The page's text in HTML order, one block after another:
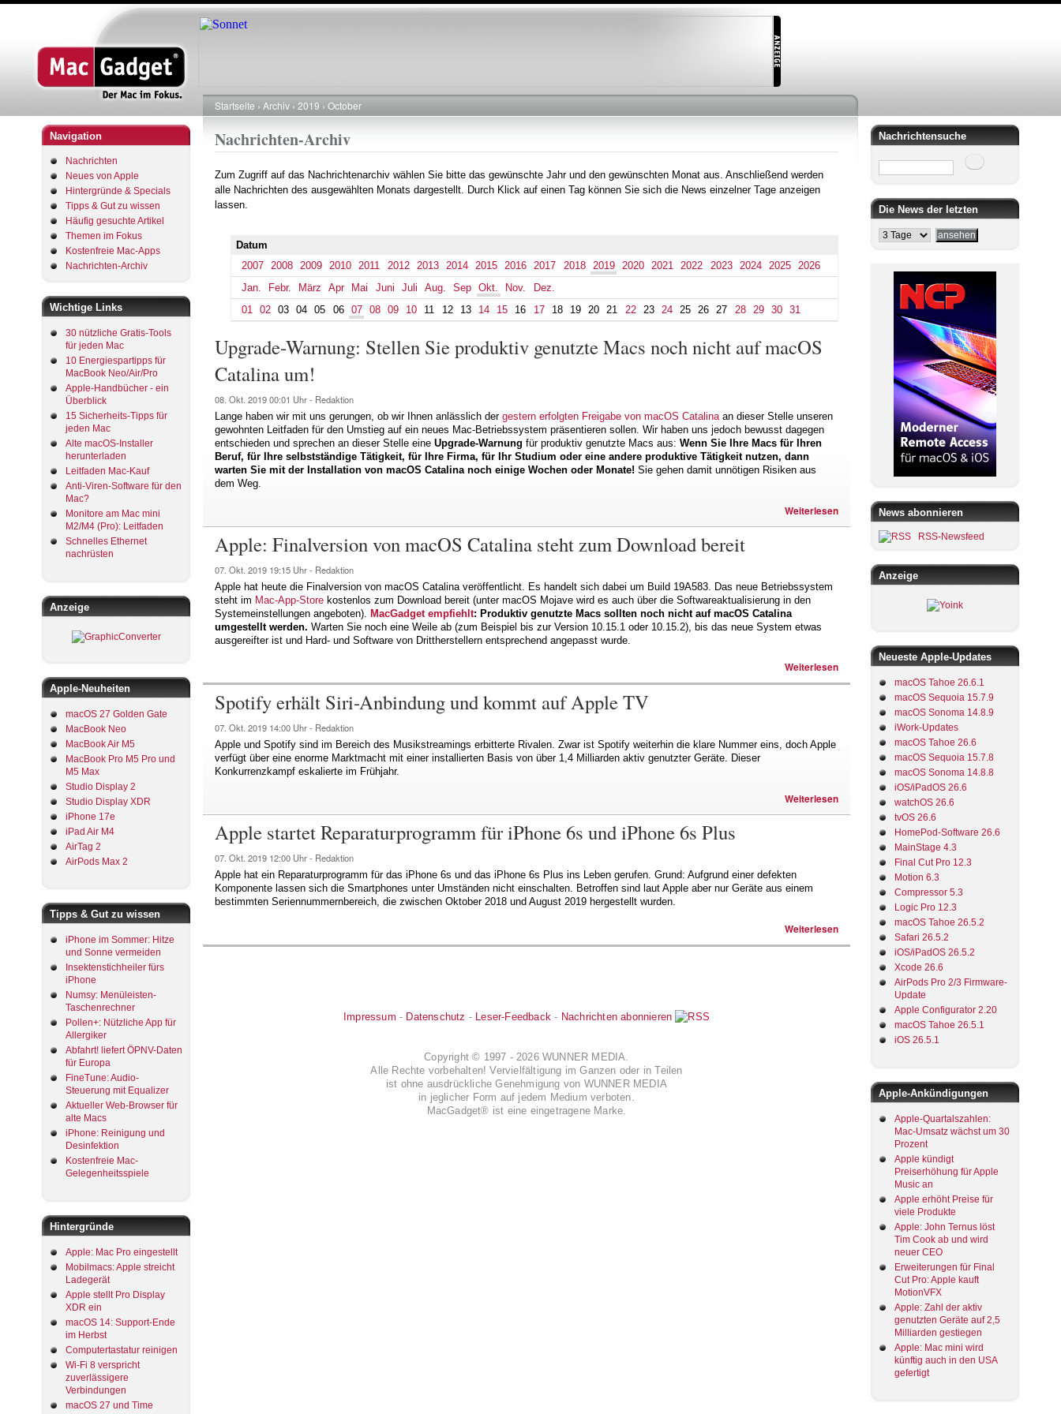
Direkt
Navigation
Nachrichten
Neues von Apple
Hintergründe & Specials
Tipps & Gut zu wissen
Häufig gesuchte Artikel
Themen im Fokus
Kostenfreie Mac-Apps
Nachrichten-Archiv
Wichtige Links
30 nützliche Gratis-Tools
für jeden Mac
10 Energiespartipps für
MacBook Neo/Air/Pro
Apple-Handbücher - ein
Überblick
15 Sicherheits-Tipps für
jeden Mac
Alte macOS-Installer
herunterladen
Leitfaden Mac-Kauf
Anti-Viren-Software für den
Mac?
Monitore am Mac mini
M2/M4 (Pro): Leitfaden
Schnelles Ethernet
nachrüsten
Anzeige
Apple-Neuheiten
macOS 27 Golden Gate
MacBook Neo
MacBook Air M5
MacBook Pro M5 Pro und
M5 Max
Studio Display 2
Studio Display XDR
iPhone 17e
iPad Air M4
AirTag 2
AirPods Max 2
Tipps & Gut zu wissen
iPhone im Sommer: Hitze
und Sonne vermeiden
Insektenstichheiler fürs
iPhone
Numsy: Menüleisten-
Taschenrechner
Pollen+: Nützliche App für
Allergiker
Abfahrt! liefert ÖPNV-Daten
für Europa
FineTune: Audio-
Steuerung mit Equalizer
Aktueller Web-Browser für
alte Macs
iPhone: Reinigung und
Desinfektion
Kostenfreie Mac-
Gelegenheitsspiele
Hintergründe
Apple: Mac Pro eingestellt
Mobilmacs: Apple streicht
Ladegerät
Apple stellt Pro Display
XDR ein
macOS 14: Support-Ende
im Herbst
Computertastatur reinigen
Wi-Fi 8 verspricht
zuverlässigere
Verbindungen
macOS 27 und Time
Pfadnavigation
Startseite Archiv 2019 October
Nachrichten-Archiv
Zum Zugriff auf das Nachrichtenarchiv wählen Sie bitte das gewünschte Jahr und den gewünschten Monat aus. Anschließend werden
alle Nachrichten des ausgewählten Monats dargestellt. Durch Klick auf einen Tag können Sie sich die News einzelner Tage anzeigen
lassen.
Datum
2007
2008 2009 2010 2011 2012 2013 2014 2015 2016 2017 2018 2019 2020 2021 2022 2023 2024 2025
2026
Jan.
Febr. März Apr Mai Juni Juli Aug. Sep Okt. Nov.
Dez.
01
02 03 04 05 06 07 08 09 10 11 12 13 14 15 16 17 18 19 20 21 22 23 24 25 26 27 28 29 30 31
Upgrade-Warnung: Stellen Sie produktiv genutzte Macs noch nicht auf macOS
Catalina um!
08. Okt. 201900:01 Uhr - Redaktion
Lange haben wir mit uns gerungen, ob wir Ihnen anlässlich der gestern erfolgten Freigabe von macOS Catalinaan dieser Stelle unseren
gewohnten Leitfaden für den Umstieg auf ein neues Mac-Betriebssystem präsentieren sollen. Wir haben uns jedoch bewusst dagegen
entschieden und sprechen an dieser Stelle eine Upgrade-Warnung für produktiv genutzte Macs aus: Wenn Sie Ihre Macs für Ihren
Beruf, für Ihre selbstständige Tätigkeit, für Ihre Firma, für Ihr Studium oder eine andere produktive Tätigkeit nutzen, dann
warten Sie mit der Installation von macOS Catalina noch einige Wochen oder Monate! Sie gehen damit unnötigen Risiken aus
dem Weg.
Weiterlesen
Apple: Finalversion von macOS Catalina steht zum Download bereit
07. Okt. 2019 19:15 Uhr - Redaktion
Apple hat heute die Finalversion von macOS Catalina veröffentlicht. Es handelt sich dabei um Build 19A583. Das neue Betriebssystem
steht im Mac-App-Store kostenlos zum Download bereit (unter macOS Mojave wird es auch über die Softwareaktualisierung in den
Systemeinstellungen angeboten).
MacGadget empfiehlt: Produktiv genutzte Macs sollten noch nicht auf macOS Catalina
umgestellt werden. Warten Sie noch eine Weile ab (zum Beispiel bis zur Version 10.15.1 oder 10.15.2), bis das neue System etwas
ausgereifter ist und Hard- und Software von Drittherstellern entsprechend angepasst wurde.
Weiterlesen
Spotify erhält Siri-Anbindung und kommt auf Apple TV
07. Okt. 2019 14:00 Uhr - Redaktion
Apple und Spotify sind im Bereich des Musikstreamings erbitterte Rivalen. Zwar ist Spotify weiterhin die klare Nummer eins, doch Apple
verfügt über eine enorme Marktmacht mit einer installierten Basis von über 1,4 Milliarden aktiv genutzter Geräte. Dieser
Konkurrenzkampf eskalierte im Frühjahr.
Weiterlesen
Apple startet Reparaturprogramm für iPhone 6s und iPhone 6s Plus
07. Okt. 2019 12:00 Uhr - Redaktion
Apple hat ein Reparaturprogramm für das iPhone 6s und das iPhone 6s Plus ins Leben gerufen. Grund: Aufgrund einer defekten
Komponente lassen sich die Smartphones unter Umständen nicht einschalten. Betroffen sind laut Apple aber nur Geräte aus einem
bestimmten Seriennummernbereich, die zwischen Oktober 2018 und August 2019 hergestellt wurden.
Weiterlesen
Impressum - Datenschutz - Leser-Feedback - Nachrichten abonnieren
Copyright © 1997 - 2026 WUNNER MEDIA.
Alle Rechte vorbehalten! Vervielfältigung im Ganzen oder in Teilen
ist ohne ausdrückliche Genehmigung von WUNNER MEDIA
in jeglicher Form auf jedem Medium verboten.
MacGadget® ist eine eingetragene Marke.
Nachrichtensuche
Suche
Die News der letzten
News abonnieren
RSS-Newsfeed
Anzeige
Neueste Apple-Updates
macOS Tahoe 26.6.1
macOS Sequoia 15.7.9
macOS Sonoma 14.8.9
iWork-Updates
macOS Tahoe 26.6
macOS Sequoia 15.7.8
macOS Sonoma 14.8.8
iOS/iPadOS 26.6
watchOS 26.6
tvOS 26.6
HomePod-Software 26.6
MainStage 4.3
Final Cut Pro 12.3
Motion 6.3
Compressor 5.3
Logic Pro 12.3
macOS Tahoe 26.5.2
Safari 26.5.2
iOS/iPadOS 26.5.2
Xcode 26.6
AirPods Pro 2/3 Firmware-
Update
Apple Configurator 2.20
macOS Tahoe 26.5.1
iOS 26.5.1
Apple-Ankündigungen
Apple-Quartalszahlen:
Mac-Umsatz wächst um 30
Prozent
Apple kündigt
Preiserhöhung für Apple
Music an
Apple erhöht Preise für
viele Produkte
Apple: John Ternus löst
Tim Cook ab und wird
neuer CEO
Erweiterungen für Final
Cut Pro: Apple kauft
MotionVFX
Apple: Zahl der aktiv
genutzten Geräte auf 2,5
Milliarden gestiegen
Apple: Mac mini wird
künftig auch in den USA
gefertigt